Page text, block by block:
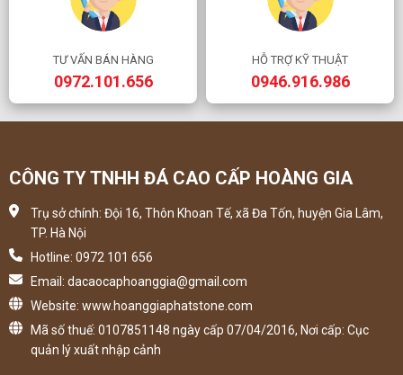
TƯ VẤN BÁN HÀNG
0972.101.656
HỖ TRỢ KỸ THUẬT
0946.916.986
CÔNG TY TNHH ĐÁ CAO CẤP HOÀNG GIA
Trụ sở chính: Đội 16, Thôn Khoan Tế, xã Đa Tốn, huyện Gia Lâm,
TP. Hà Nội
Hotline: 0972 101 656
Email: dacaocaphoanggia@gmail.com
Website: www.hoanggiaphatstone.com
Mã số thuế: 0107851148 ngày cấp 07/04/2016, Nơi cấp: Cục
quản lý xuất nhập cảnh